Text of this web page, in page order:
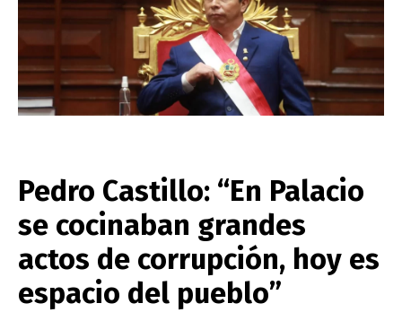
Pedro Castillo: “En Palacio
se cocinaban grandes
actos de corrupción, hoy es
espacio del pueblo”